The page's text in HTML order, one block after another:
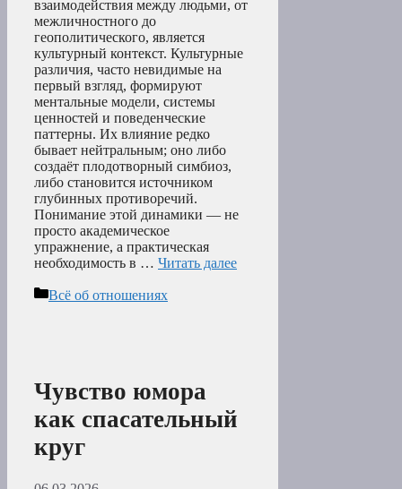
взаимодействия между людьми, от
межличностного до
геополитического, является
культурный контекст. Культурные
различия, часто невидимые на
первый взгляд, формируют
ментальные модели, системы
ценностей и поведенческие
паттерны. Их влияние редко
бывает нейтральным; оно либо
создаёт плодотворный симбиоз,
либо становится источником
глубинных противоречий.
Понимание этой динамики — не
просто академическое
упражнение, а практическая
необходимость в … Читать далее
Рубрики
Всё об отношениях
Чувство юмора
как спасательный
круг